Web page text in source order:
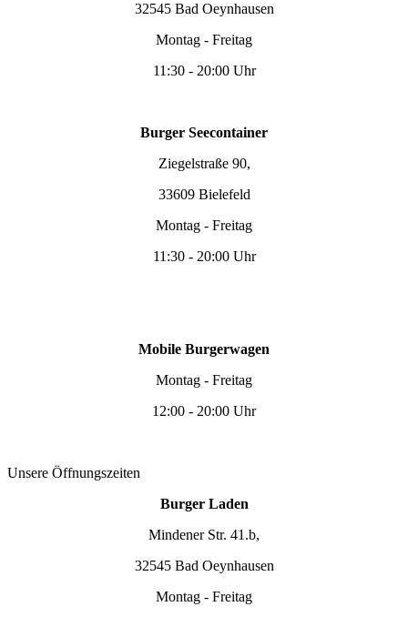
32545 Bad Oeynhausen
Montag - Freitag
11:30 - 20:00 Uhr
Burger Seecontainer
Ziegelstraße 90,
33609 Bielefeld
Montag - Freitag
11:30 - 20:00 Uhr
Mobile Burgerwagen
Montag - Freitag
12:00 - 20:00 Uhr
Unsere Öffnungszeiten
Burger Laden
Mindener Str. 41.b,
32545 Bad Oeynhausen
Montag - Freitag